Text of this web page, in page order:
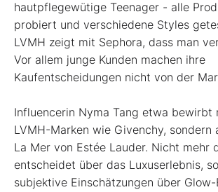
hautpflegewütige Teenager - alle
probiert und verschiedene Styles
LVMH zeigt mit Sephora, dass man
Vor allem junge Kunden machen ihre
Kaufentscheidungen nicht von der
Influencerin Nyma Tang etwa bewirbt
LVMH-Marken wie Givenchy, sondern
La Mer von Estée Lauder. Nicht mehr
entscheidet über das Luxuserlebnis,
subjektive Einschätzungen über